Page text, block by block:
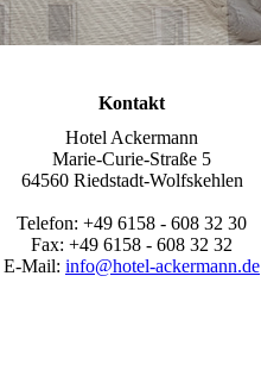
Kontakt
Hotel Ackermann
Marie-Curie-Straße 5
64560 Riedstadt-Wolfskehlen
Telefon: +49 6158 - 608 32 30
Fax: +49 6158 - 608 32 32
E-Mail: info@hotel-ackermann.de